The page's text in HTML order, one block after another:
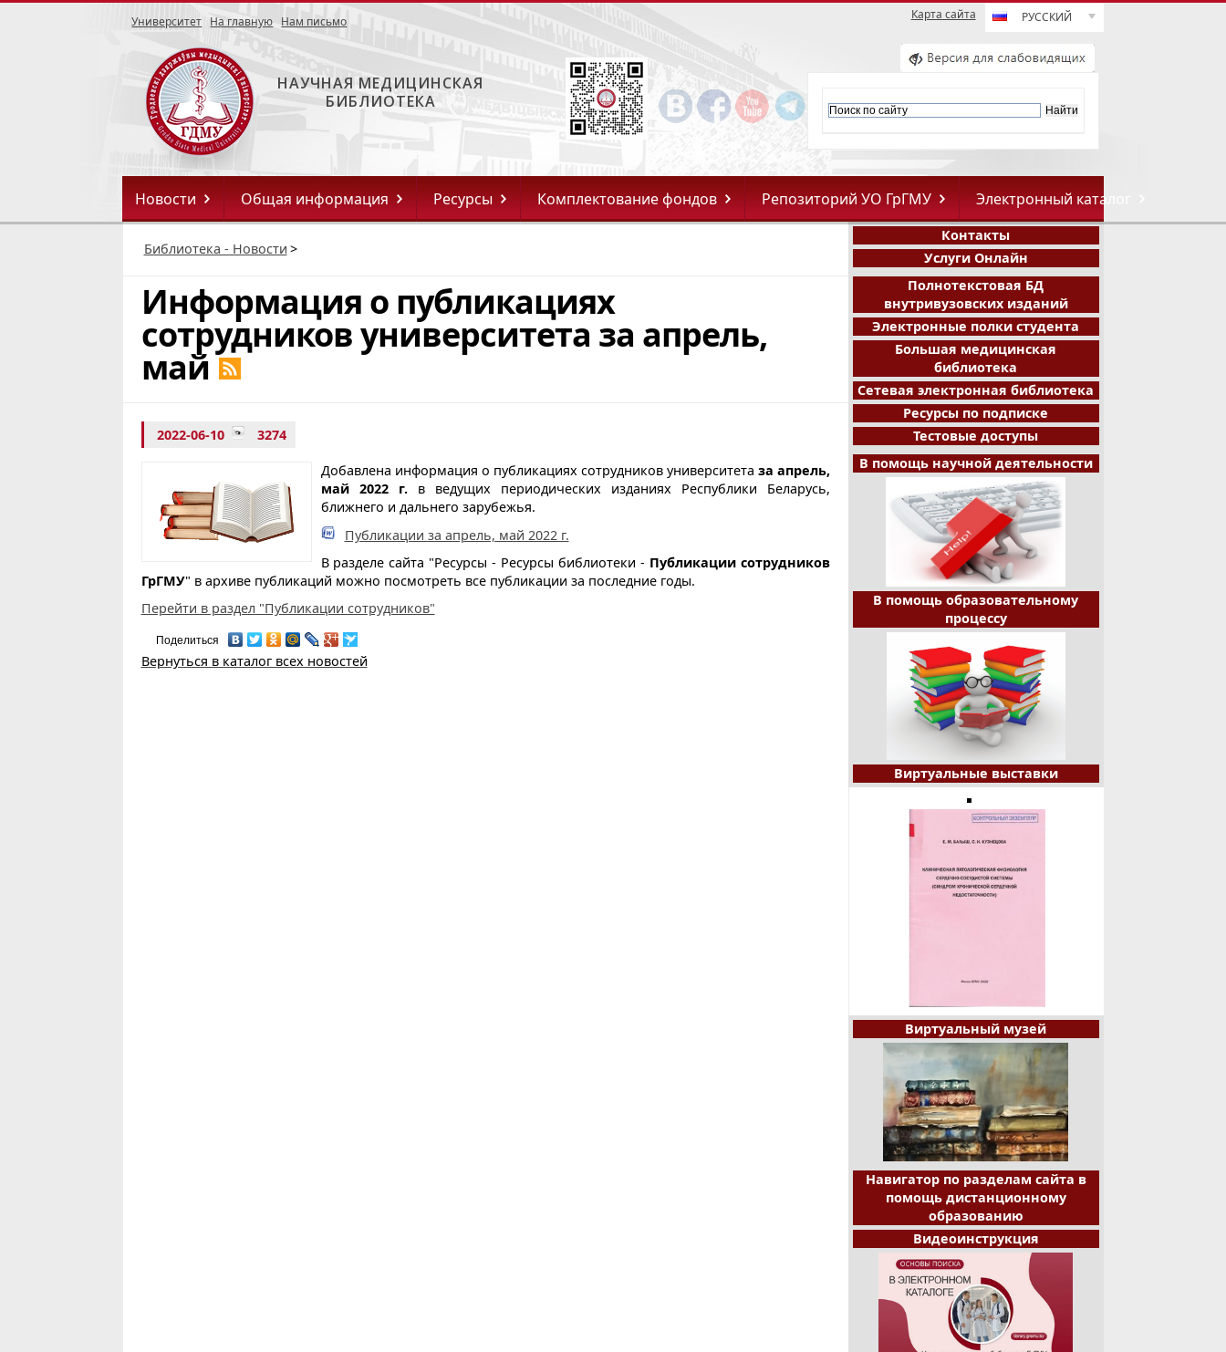
Карта сайта РУССКИЙ
Университет На главную Нам письмо
НАУЧНАЯ МЕДИЦИНСКАЯ
БИБЛИОТЕКА
Новости Общая информация Ресурсы Комплектование фондов Репозиторий УО ГрГМУ Электронный каталог
Библиотека - Новости >
Информация о публикациях
сотрудников университета за апрель,
май
2022-06-10 3274
Добавлена информация о публикациях сотрудников университета за апрель,
май 2022 г.в ведущих периодических изданиях Республики Беларусь,
ближнего и дальнего зарубежья.
Публикации за апрель, май 2022 г.
В разделе сайта "Ресурсы - Ресурсы библиотеки - Публикации сотрудников
ГрГМУ" в архиве публикаций можно посмотреть все публикации за последние годы.
Перейти в раздел "Публикации сотрудников"
Поделиться
Вернуться в каталог всех новостей
Контакты
Услуги Онлайн
Полнотекстовая БД
внутривузовских изданий
Электронные полки студента
Большая медицинская
библиотека
Сетевая электронная библиотека
Ресурсы по подписке
Тестовые доступы
В помощь научной деятельности
В помощь образовательному
процессу
Виртуальные выставки
Виртуальный музей
Навигатор по разделам сайта в
помощь дистанционному
образованию
Видеоинструкция